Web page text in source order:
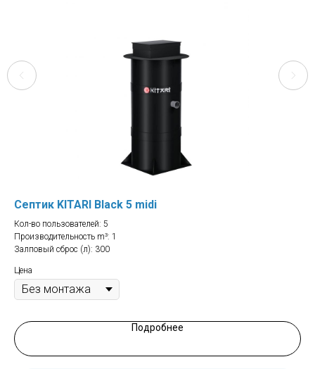
Септик KITARI Black 5 midi
Кол-во пользователей: 5
Производительность m³: 1
Залповый сброс (л): 300
Цена
Подробнее